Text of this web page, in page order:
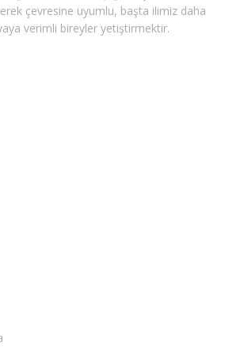
çevresine uyumlu, başta ilimiz daha
verimli bireyler yetiştirmektir.